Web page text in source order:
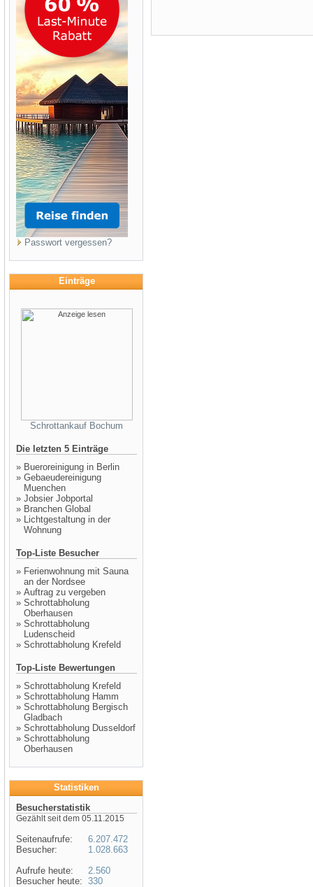
Passwort vergessen?
Einträge
Schrottankauf Bochum
Die letzten 5 Einträge
» Bueroreinigung in Berlin
» Gebaeudereinigung
Muenchen
» Jobsier Jobportal
» Branchen Global
» Lichtgestaltung in der
Wohnung
Top-Liste Besucher
» Ferienwohnung mit Sauna
an der Nordsee
» Auftrag zu vergeben
» Schrottabholung
Oberhausen
» Schrottabholung
Ludenscheid
» Schrottabholung Krefeld
Top-Liste Bewertungen
» Schrottabholung Krefeld
» Schrottabholung Hamm
» Schrottabholung Bergisch
Gladbach
» Schrottabholung Dusseldorf
» Schrottabholung
Oberhausen
Statistiken
Besucherstatistik
Gezählt seit dem 05.11.2015
Seitenaufrufe:
Besucher:
Aufrufe heute:
Besucher heute:
6.207.472
1.028.663
2.560
330